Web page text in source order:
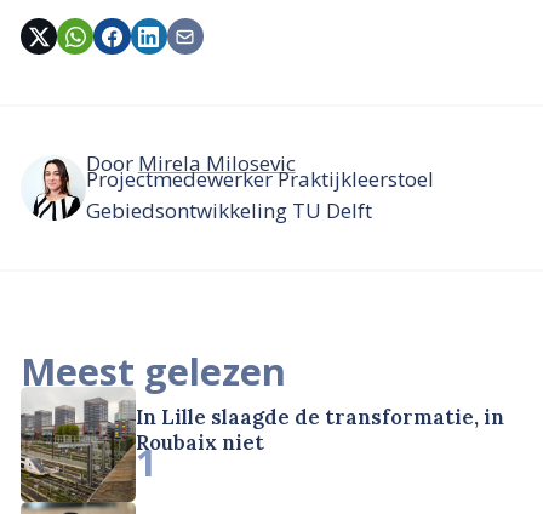
Door Mirela Milosevic
Projectmedewerker Praktijkleerstoel
Gebiedsontwikkeling TU Delft
Meest gelezen
In Lille slaagde de transformatie, in
Roubaix niet
1